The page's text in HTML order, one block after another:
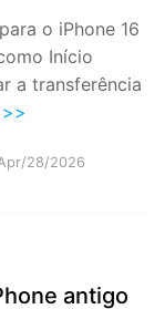
o iPhone 16
Início
a transferência
28/2026
antigo